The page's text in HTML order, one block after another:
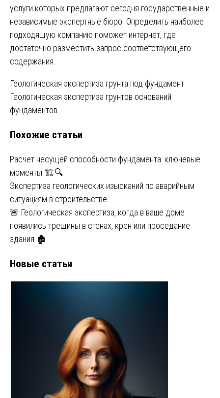
услуги которых предлагают сегодня государственные и
независимые экспертные бюро. Определить наиболее
подходящую компанию поможет интернет, где
достаточно разместить запрос соответствующего
содержания.
Навигация
по
Геологическая экспертиза грунта под фундамент
Геологическая экспертиза грунтов оснований
фундаментов
Похожие статьи
Расчет несущей способности фундамента: ключевые
моменты 🏗️🔍
Экспертиза геологических изысканий по аварийным
ситуациям в строительстве
🚨 Геологическая экспертиза, когда в ваше доме
появились трещины в стенах, крен или проседание
здания 🏚
Новые статьи